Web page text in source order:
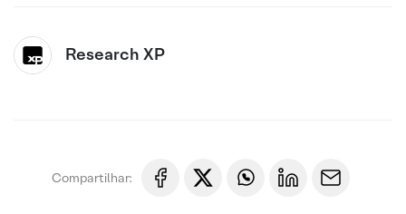
Research XP
Compartilhar: